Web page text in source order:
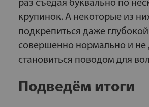
раз съедая буквально по
крупинок. А некоторые из
подкрепиться даже
совершенно нормально и не
становиться поводом для
Подведём итоги